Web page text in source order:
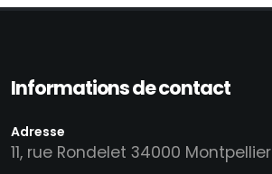
Informations de contact
Adresse
11, rue Rondelet 34000 Montpellier